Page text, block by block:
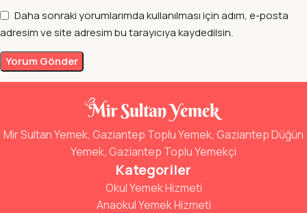
Daha sonraki yorumlarımda kullanılması için adım, e-posta
adresim ve site adresim bu tarayıcıya kaydedilsin.
Mir Sultan Yemek, Gaziantep Toplu Yemek, Gaziantep Düğün
Yemek, Gaziantep Toplu Yemekçi
Kategoriler
Okul Yemek Hizmeti
Anaokul Yemek Hizmeti